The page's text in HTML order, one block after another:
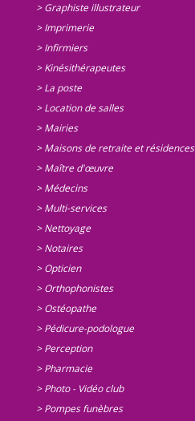
> Graphiste illustrateur
> Imprimerie
> Infirmiers
> Kinésithérapeutes
> La poste
> Location de salles
> Mairies
> Maisons de retraite et résidences
> Maître d'œuvre
> Médecins
> Multi-services
> Nettoyage
> Notaires
> Opticien
> Orthophonistes
> Ostéopathe
> Pédicure-podologue
> Perception
> Pharmacie
> Photo - Vidéo club
> Pompes funèbres